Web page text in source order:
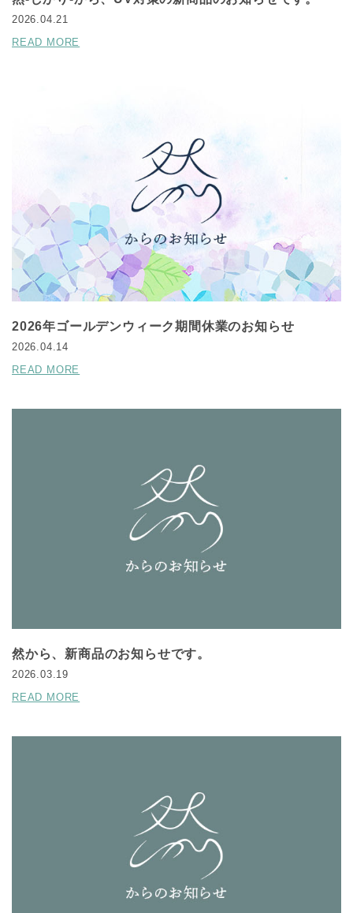
2026.04.21
READ MORE
2026年ゴールデンウィーク期間休業のお知らせ
2026.04.14
READ MORE
然から、新商品のお知らせです。
2026.03.19
READ MORE